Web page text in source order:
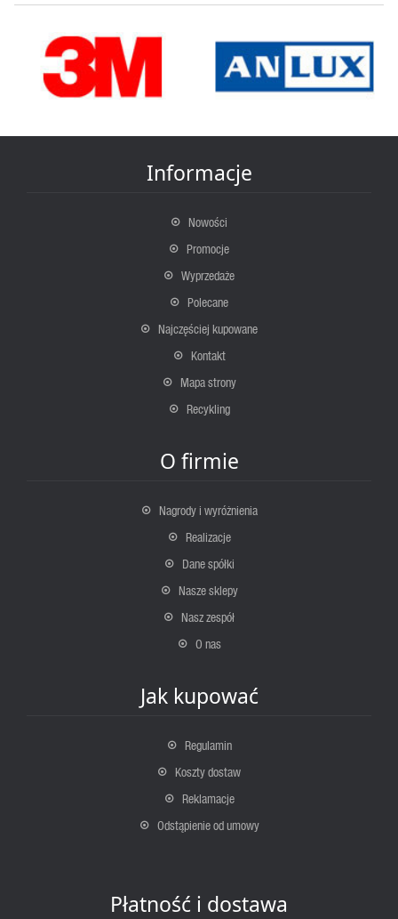
Informacje
Nowości
Promocje
Wyprzedaże
Polecane
Najczęściej kupowane
Kontakt
Mapa strony
Recykling
O firmie
Nagrody i wyróżnienia
Realizacje
Dane spółki
Nasze sklepy
Nasz zespół
O nas
Jak kupować
Regulamin
Koszty dostaw
Reklamacje
Odstąpienie od umowy
Płatność i dostawa